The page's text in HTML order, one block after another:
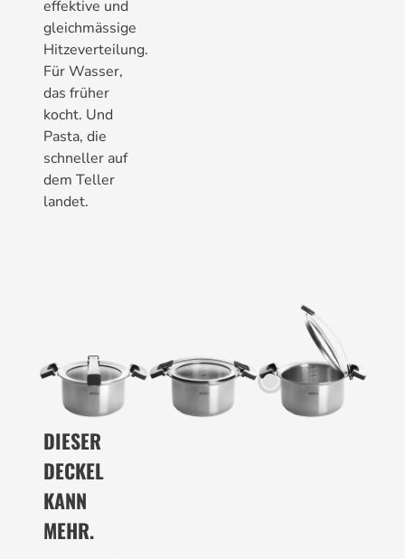
effektive und
gleichmässige
Hitzeverteilung.
Für Wasser,
das früher
kocht. Und
Pasta, die
schneller auf
dem Teller
landet.
DIESER
DECKEL
KANN
MEHR.